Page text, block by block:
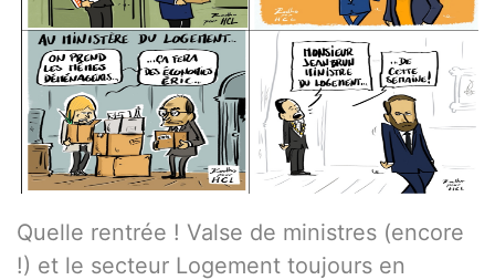
Quelle rentrée ! Valse de ministres (encore
!) et le secteur Logement toujours en